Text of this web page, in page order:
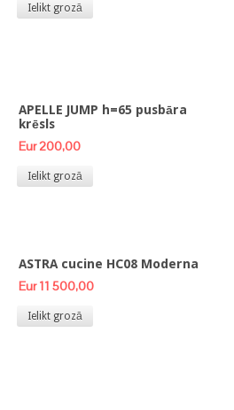
Ielikt grozā
APELLE JUMP h=65 pusbāra
krēsls
Eur 200,00
Ielikt grozā
ASTRA cucine HC08 Moderna
Eur 11 500,00
Ielikt grozā